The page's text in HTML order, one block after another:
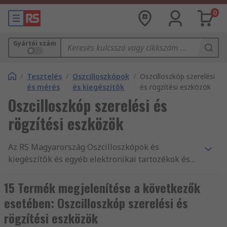
0
Gyártói szám
/ Tesztelés
és mérés
/ Oszcilloszkópok
és kiegészítők
/ Oszcilloszkóp szerelési
és rögzítési eszközök
Oszcilloszkóp szerelési és
rögzítési eszközök
Az RS Magyarország Oszcilloszkópok és
kiegészítők és egyéb elektronikai tartozékok és
Versenyképes árak, az iparág által jóváhagyott
termékek, illetve ügyfélszolgálatunk kitűnő
minősége az, amivel folyamatosan alátámasztjuk
hírnevünket. Webáruházunkban mind
15 Termék megjelenítése a következők
esetében: Oszcilloszkóp szerelési és
rögzítési eszközök